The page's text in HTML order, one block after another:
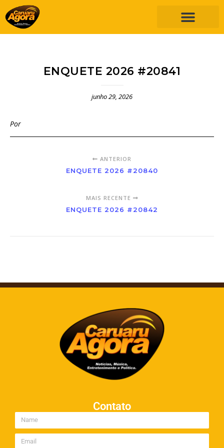
ENQUETE 2026 #20841
junho 29, 2026
Por
ANTERIOR
ENQUETE 2026 #20840
MAIS RECENTE
ENQUETE 2026 #20842
Contato